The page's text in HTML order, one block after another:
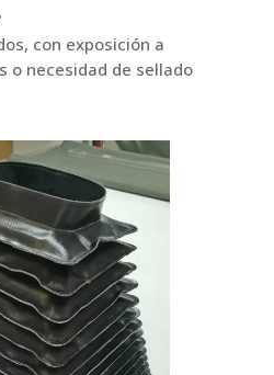
con exposición a
o necesidad de sellado